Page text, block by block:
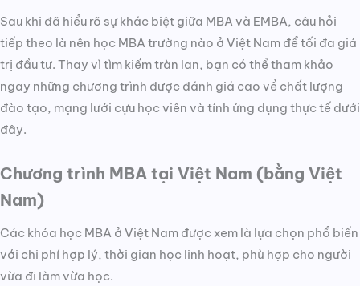
Sau khi đã hiểu rõ sự khác biệt giữa MBA và EMBA, câu hỏi
tiếp theo là nên học MBA trường nào ở Việt Nam để tối đa giá
trị đầu tư. Thay vì tìm kiếm tràn lan, bạn có thể tham khảo
ngay những chương trình được đánh giá cao về chất lượng
đào tạo, mạng lưới cựu học viên và tính ứng dụng thực tế dưới
đây.
Chương trình MBA tại Việt Nam (bằng Việt
Nam)
Các khóa học MBA ở Việt Nam được xem là lựa chọn phổ biến
với chi phí hợp lý, thời gian học linh hoạt, phù hợp cho người
vừa đi làm vừa học.